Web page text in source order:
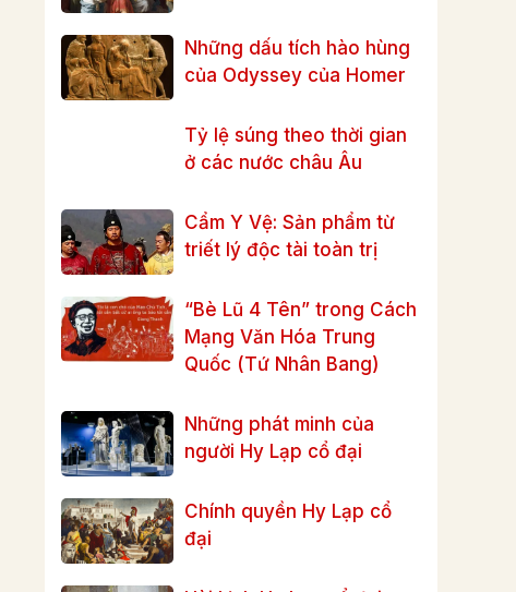
Những dấu tích hào hùng
của Odyssey của Homer
Tỷ lệ súng theo thời gian
ở các nước châu Âu
Cẩm Y Vệ: Sản phẩm từ
triết lý độc tài toàn trị
“Bè Lũ 4 Tên” trong Cách
Mạng Văn Hóa Trung
Quốc (Tứ Nhân Bang)
Những phát minh của
người Hy Lạp cổ đại
Chính quyền Hy Lạp cổ
đại